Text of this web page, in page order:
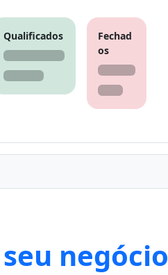
Qualificados
Fechad
os
negócio